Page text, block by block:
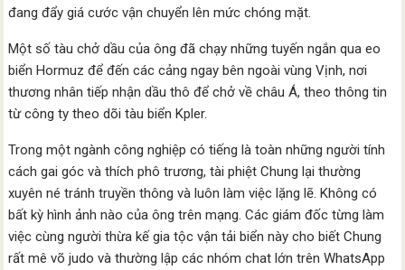
đang đẩy giá cước vận chuyển lên mức chóng mặt.
Một số tàu chở dầu của ông đã chạy những tuyến ngắn qua eo
biển Hormuz để đến các cảng ngay bên ngoài vùng Vịnh, nơi
thương nhân tiếp nhận dầu thô để chở về châu Á, theo thông tin
từ công ty theo dõi tàu biển Kpler.
Trong một ngành công nghiệp có tiếng là toàn những người tính
cách gai góc và thích phô trương, tài phiệt Chung lại thường
xuyên né tránh truyền thông và luôn làm việc lặng lẽ. Không có
bất kỳ hình ảnh nào của ông trên mạng. Các giám đốc từng làm
việc cùng người thừa kế gia tộc vận tải biển này cho biết Chung
rất mê võ judo và thường lập các nhóm chat lớn trên WhatsApp